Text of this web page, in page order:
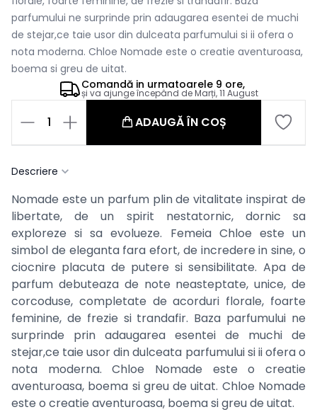
parfumului ne surprinde prin adaugarea esentei de muchi
de stejar,ce taie usor din dulceata parfumului si ii ofera o
nota moderna. Chloe Nomade este o creatie aventuroasa,
boema si greu de uitat.
Comandă in urmatoarele 9 ore,
și va ajunge începând deMarți, 11 August
1 ADAUGĂ ÎN COȘ
Descriere
Nomade este un parfum plin de vitalitate inspirat de
libertate, de un spirit nestatornic, dornic sa
exploreze si sa evolueze. Femeia Chloe este un
simbol de eleganta fara efort, de incredere in sine, o
ciocnire placuta de putere si sensibilitate. Apa de
parfum debuteaza de note neasteptate, unice, de
corcoduse, completate de acorduri florale, foarte
feminine, de frezie si trandafir. Baza parfumului ne
surprinde prin adaugarea esentei de muchi de
stejar,ce taie usor din dulceata parfumului si ii ofera o
nota moderna. Chloe Nomade este o creatie
aventuroasa, boema si greu de uitat. Chloe Nomade
este o creatie aventuroasa, boema si greu de uitat.